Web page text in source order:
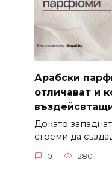
Арабски
отличават и
Докато
стреми да
0 280